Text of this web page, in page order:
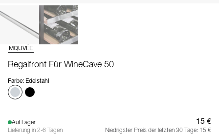
MQUVÉE
Regalfront Für WineCave 50
Farbe: Edelstahl
Auf Lager
Lieferung in 2-6 Tagen
15 €
Niedrigster Preis der letzten 30 Tage: 15 €